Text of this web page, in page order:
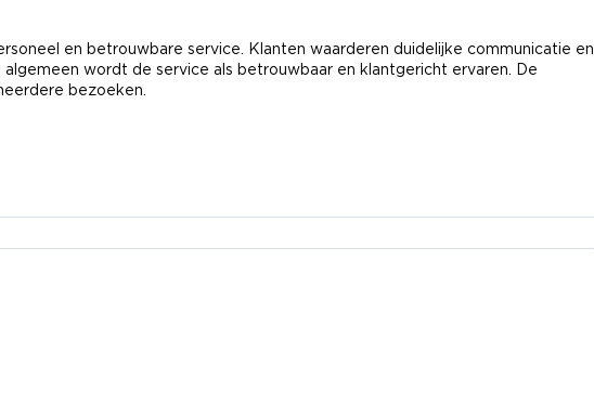
en betrouwbare service. Klanten waarderen duidelijke communicatie en
wordt de service als betrouwbaar en klantgericht ervaren. De
bezoeken.